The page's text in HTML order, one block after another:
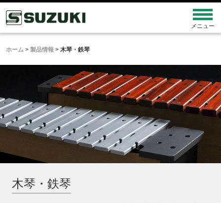
ホーム > 製品情報 > 木琴・鉄琴
木琴・鉄琴